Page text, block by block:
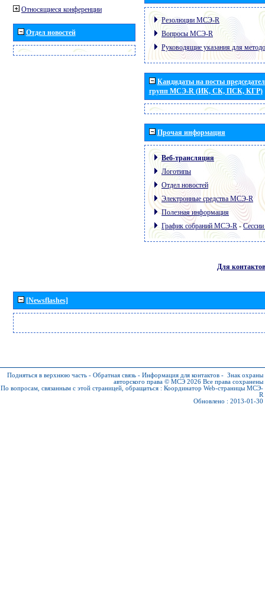
Относящиеся конференции
Отдел новостей
Резолюции МСЭ-R
Вопросы МСЭ-R
Руководящие указания для
Кандидаты на посты
групп МСЭ-R (ИК, СК, ПСК, КГР)
Прочая информация
Веб-трансляция
Логотипы
Отдел новостей
Электронные средства МСЭ-R
Полезная информация
График собраний МСЭ-R -
Для контактов
[Newsflashes]
Подняться в верхнюю часть - Обратная связь - Информация для контактов - Знак охраны
авторского права © МСЭ 2026 Все права сохранены
По вопросам, связанным с этой страницей, обращаться : Координатор Web-страницы МСЭ-
R
Обновлено : 2013-01-30